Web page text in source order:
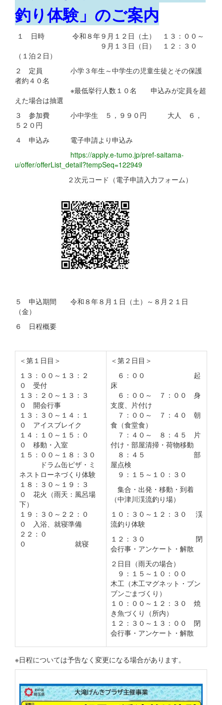
釣り体験」のご案内
１ 日時 令和８年９月１２日（土） １３：００～
９月１３日（日） １２：３０
（１泊２日）
２ 定員 小学３年生～中学生の児童生徒とその保護
者約４０名
※最低挙行人数１０名 申込みが定員を超
えた場合は抽選
３ 参加費 小中学生 ５，９９０円 大人 ６，
５２０円
４ 申込み 電子申請より申込み
https://apply.e-tumo.jp/pref-saitama-
u/offer/offerList_detail?tempSeq=122949
２次元コード（電子申請入力フォーム）
５ 申込期間 令和８年８月１日（土）～８月２１日
（金）
６ 日程概要
＜第１日目＞
１３：００～１３：２
０ 受付
１３：２０～１３：３
０ 開会行事
１３：３０～１４：１
０ アイスブレイク
１４：１０～１５：０
０ 移動・入室
１５：００～１８：３０
ドラム缶ピザ・ミ
ネストローネづくり体験
１８：３０～１９：３
０ 花火（雨天：風呂場
下）
１９：３０～２２：０
０ 入浴、就寝準備
２２：０
０ 就寝
＜第２日目＞
６：００ 起
床
６：００～ ７：００ 身
支度、片付け
７：００～ ７：４０ 朝
食（食堂食）
７：４０～ ８：４５ 片
付け・部屋清掃・荷物移動
８：４５ 部
屋点検
９：１５～１０：３０
集合・出発・移動・到着
（中津川渓流釣り場）
１０：３０～１２：３０ 渓
流釣り体験
１２：３０ 閉
会行事・アンケート・解散
２日目（雨天の場合）
９：１５～１０：００
木工（木工マグネット・ブン
ブンごまづくり）
１０：００～１２：３０ 焼
き魚づくり（所内）
１２：３０～１３：００ 閉
会行事・アンケート・解散
※日程については予告なく変更になる場合があります。